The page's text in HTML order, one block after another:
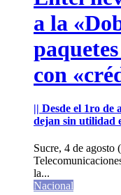
a la
con
|| Desde el 1ro de
dejan sin utilidad
Sucre, 4 de
la...
Nacional